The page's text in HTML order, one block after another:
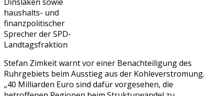
haushalts- und
finanzpolitischer
Sprecher der SPD-
Landtagsfraktion
Stefan Zimkeit warnt vor einer Benachteiligung des
Ruhrgebiets beim Ausstieg aus der Kohleverstromung.
„40 Milliarden Euro sind dafür vorgesehen, die